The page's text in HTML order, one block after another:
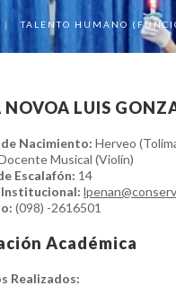
| TALENTO HUMANO
NOVOA LUIS
Nacimiento: Herveo
Musical (Violín)
Escalafón: 14
(098) -2616501
Académica
Realizados: